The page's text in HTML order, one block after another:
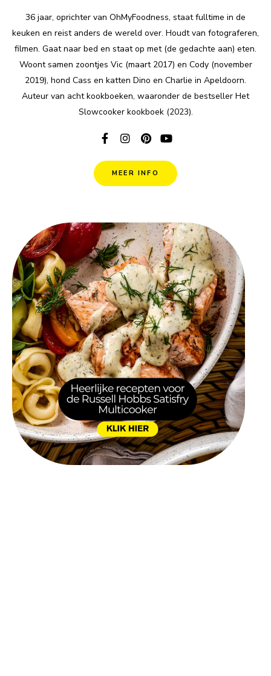
36 jaar, oprichter van OhMyFoodness, staat fulltime in de
keuken en reist anders de wereld over. Houdt van fotograferen,
filmen. Gaat naar bed en staat op met (de gedachte aan) eten.
Woont samen zoontjes Vic (maart 2017) en Cody (november
2019), hond Cass en katten Dino en Charlie in Apeldoorn.
Auteur van acht kookboeken, waaronder de bestseller Het
Slowcooker kookboek (2023).
MEER INFO